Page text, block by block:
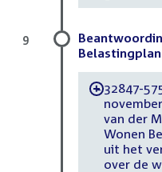
-32847-
van der
Wonen
uit het
over de
9